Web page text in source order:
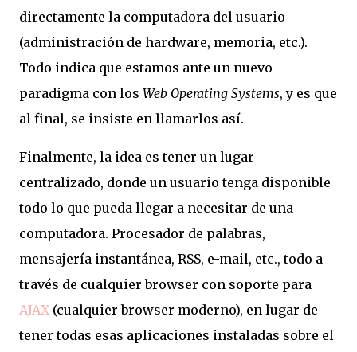
directamente la computadora del usuario
(administración de hardware, memoria, etc.).
Todo indica que estamos ante un nuevo
paradigma con los Web Operating Systems, y es que
al final, se insiste en llamarlos así.
Finalmente, la idea es tener un lugar
centralizado, donde un usuario tenga disponible
todo lo que pueda llegar a necesitar de una
computadora. Procesador de palabras,
mensajería instantánea, RSS, e-mail, etc., todo a
través de cualquier browser con soporte para
AJAX(cualquier browser moderno), en lugar de
tener todas esas aplicaciones instaladas sobre el